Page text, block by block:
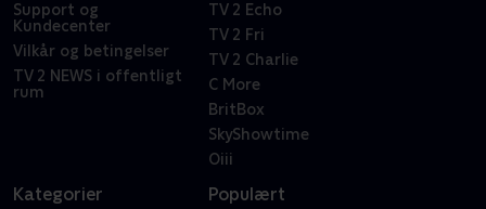
Support og
Kundecenter
Vilkår og betingelser
TV 2 NEWS i offentligt
rum
TV 2 Echo
TV 2 Fri
TV 2 Charlie
C More
BritBox
SkyShowtime
Oiii
Kategorier Populært